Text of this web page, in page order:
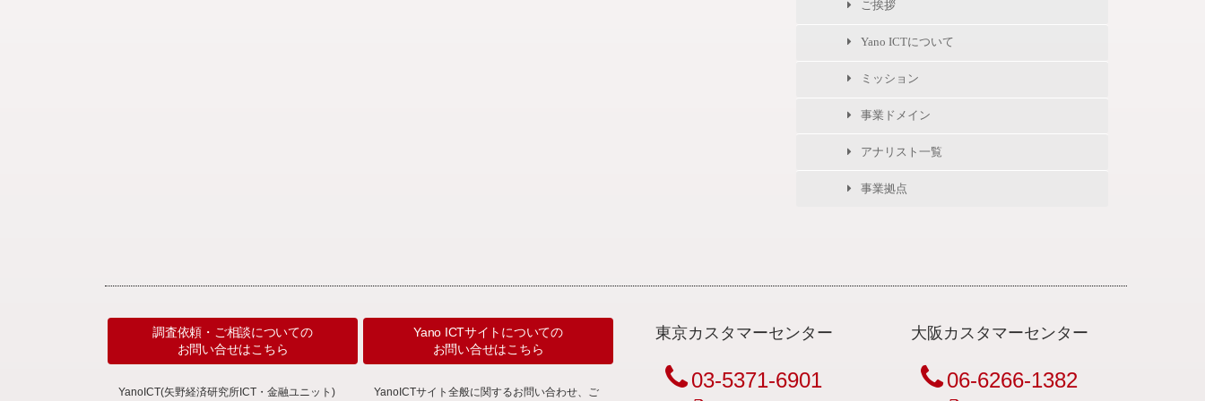
ご挨拶
Yano ICTについて
ミッション
事業ドメイン
アナリスト一覧
事業拠点
調査依頼・ご相談についての
お問い合せはこちら
YanoICT(矢野経済研究所ICT・金融ユニット)
Yano ICTサイトについての
お問い合せはこちら
YanoICTサイト全般に関するお問い合わせ、ご
東京カスタマーセンター
03-5371-6901
大阪カスタマーセンター
06-6266-1382